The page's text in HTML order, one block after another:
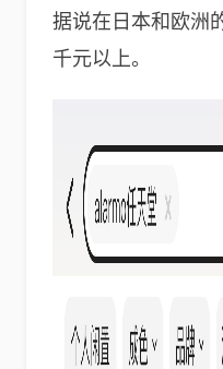
据说在日本和欧洲
千元以上。